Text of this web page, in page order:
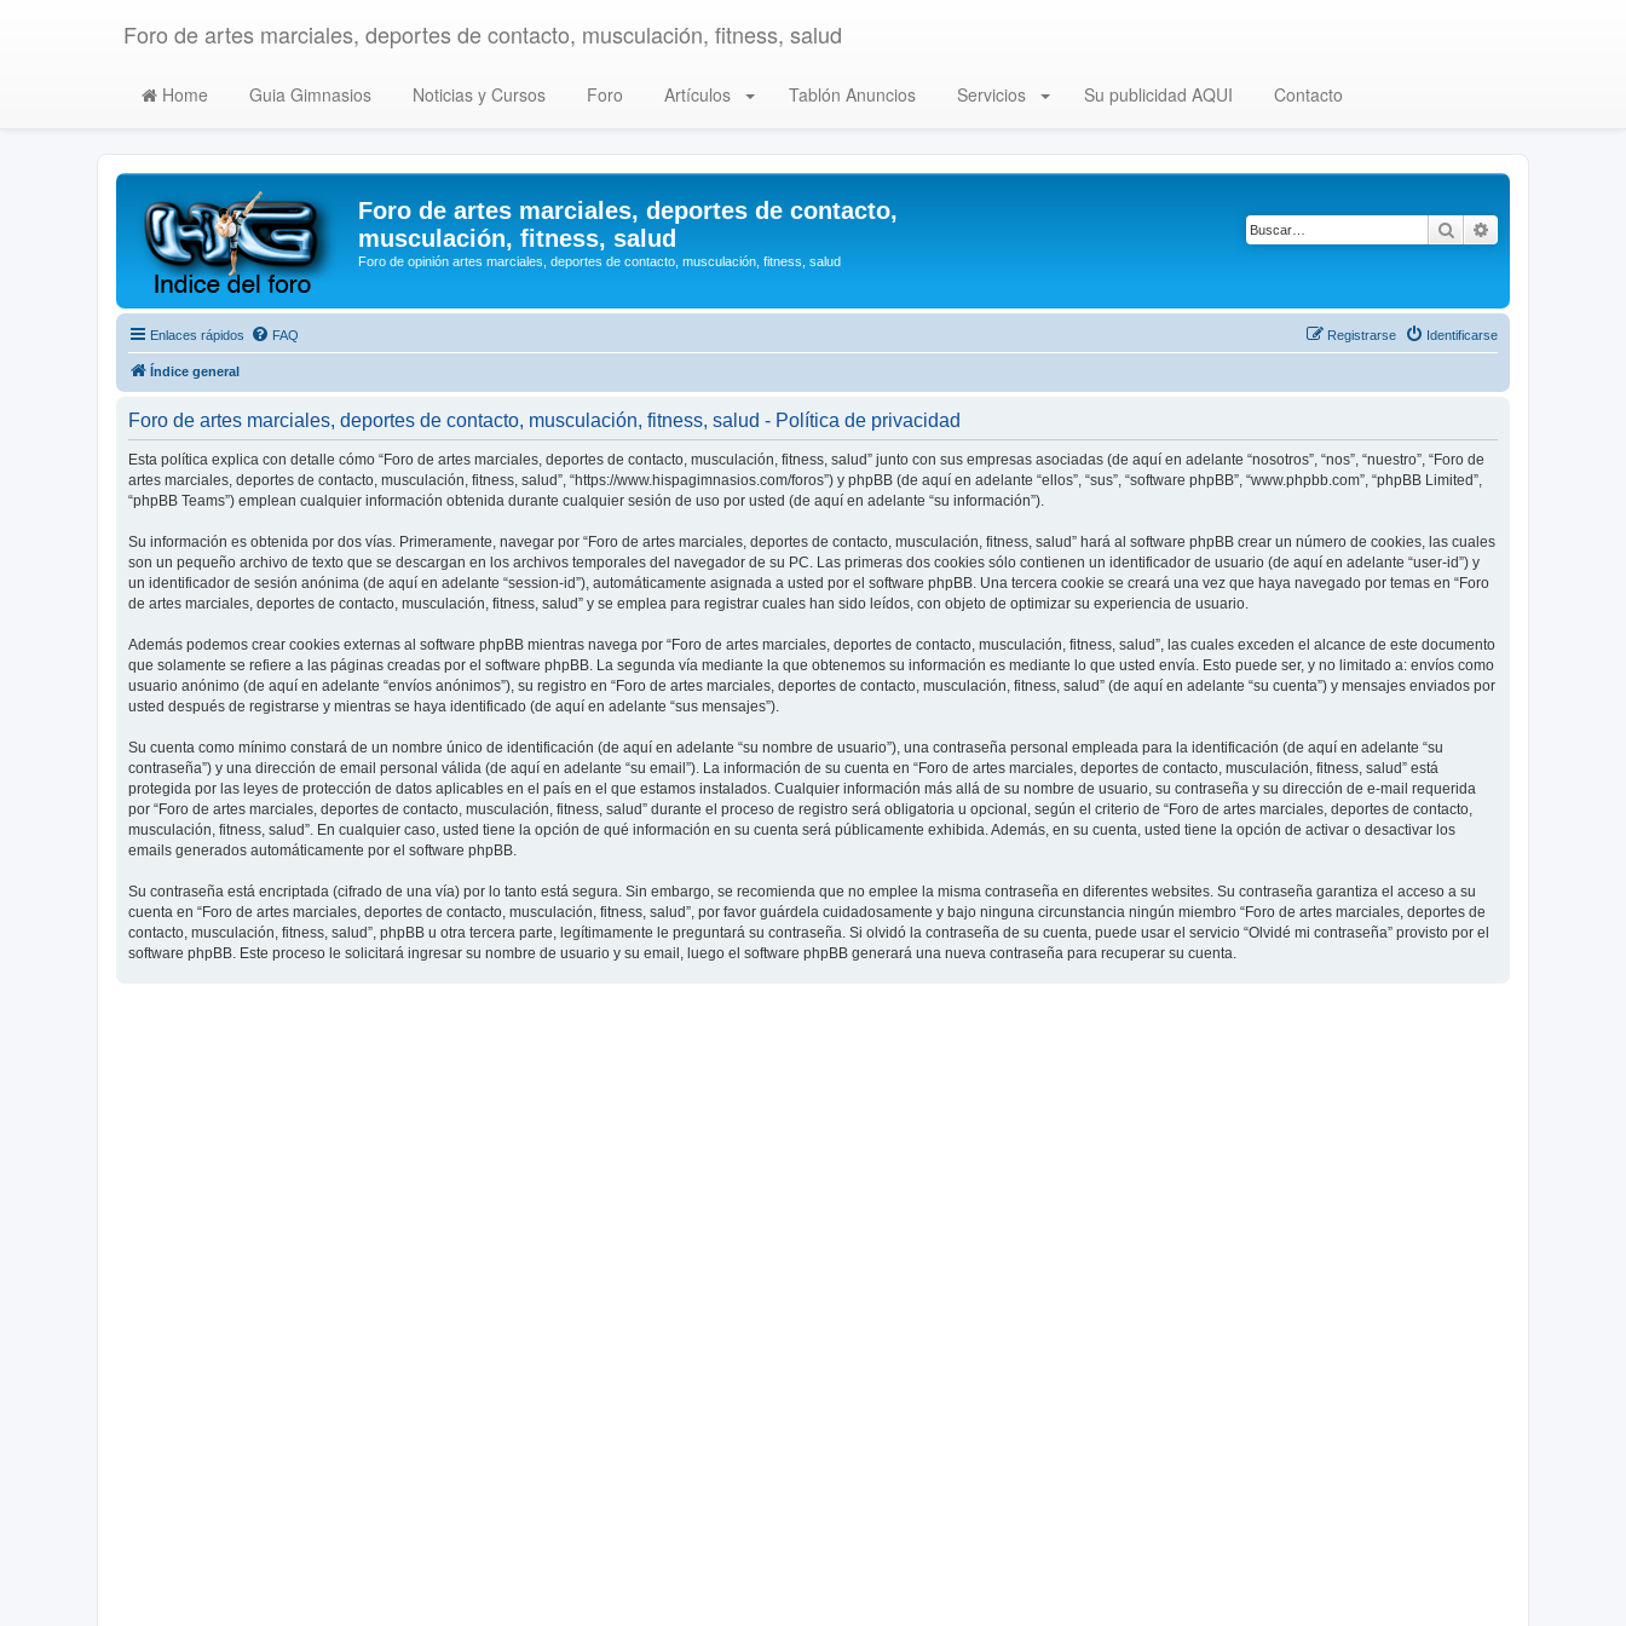
Foro de artes marciales, deportes de contacto, musculación, fitness, salud
Home Guia Gimnasios Noticias y Cursos Foro Artículos Tablón Anuncios Servicios Su publicidad AQUI Contacto
Foro de artes marciales, deportes de contacto,
musculación, fitness, salud
Foro de opinión artes marciales, deportes de contacto, musculación, fitness, salud
Buscar
Enlaces rápidos FAQ Identificarse
Registrarse
Índice general
Foro de artes marciales, deportes de contacto, musculación, fitness, salud - Política de privacidad
Esta política explica con detalle cómo “Foro de artes marciales, deportes de contacto, musculación, fitness, salud” junto con sus empresas asociadas (de aquí en adelante “nosotros”, “nos”, “nuestro”, “Foro de
artes marciales, deportes de contacto, musculación, fitness, salud”, “https://www.hispagimnasios.com/foros”) y phpBB (de aquí en adelante “ellos”, “sus”, “software phpBB”, “www.phpbb.com”, “phpBB Limited”,
“phpBB Teams”) emplean cualquier información obtenida durante cualquier sesión de uso por usted (de aquí en adelante “su información”).
Su información es obtenida por dos vías. Primeramente, navegar por “Foro de artes marciales, deportes de contacto, musculación, fitness, salud” hará al software phpBB crear un número de cookies, las cuales
son un pequeño archivo de texto que se descargan en los archivos temporales del navegador de su PC. Las primeras dos cookies sólo contienen un identificador de usuario (de aquí en adelante “user-id”) y
un identificador de sesión anónima (de aquí en adelante “session-id”), automáticamente asignada a usted por el software phpBB. Una tercera cookie se creará una vez que haya navegado por temas en “Foro
de artes marciales, deportes de contacto, musculación, fitness, salud” y se emplea para registrar cuales han sido leídos, con objeto de optimizar su experiencia de usuario.
Además podemos crear cookies externas al software phpBB mientras navega por “Foro de artes marciales, deportes de contacto, musculación, fitness, salud”, las cuales exceden el alcance de este documento
que solamente se refiere a las páginas creadas por el software phpBB. La segunda vía mediante la que obtenemos su información es mediante lo que usted envía. Esto puede ser, y no limitado a: envíos como
usuario anónimo (de aquí en adelante “envíos anónimos”), su registro en “Foro de artes marciales, deportes de contacto, musculación, fitness, salud” (de aquí en adelante “su cuenta”) y mensajes enviados por
usted después de registrarse y mientras se haya identificado (de aquí en adelante “sus mensajes”).
Su cuenta como mínimo constará de un nombre único de identificación (de aquí en adelante “su nombre de usuario”), una contraseña personal empleada para la identificación (de aquí en adelante “su
contraseña”) y una dirección de email personal válida (de aquí en adelante “su email”). La información de su cuenta en “Foro de artes marciales, deportes de contacto, musculación, fitness, salud” está
protegida por las leyes de protección de datos aplicables en el país en el que estamos instalados. Cualquier información más allá de su nombre de usuario, su contraseña y su dirección de e-mail requerida
por “Foro de artes marciales, deportes de contacto, musculación, fitness, salud” durante el proceso de registro será obligatoria u opcional, según el criterio de “Foro de artes marciales, deportes de contacto,
musculación, fitness, salud”. En cualquier caso, usted tiene la opción de qué información en su cuenta será públicamente exhibida. Además, en su cuenta, usted tiene la opción de activar o desactivar los
emails generados automáticamente por el software phpBB.
Su contraseña está encriptada (cifrado de una vía) por lo tanto está segura. Sin embargo, se recomienda que no emplee la misma contraseña en diferentes websites. Su contraseña garantiza el acceso a su
cuenta en “Foro de artes marciales, deportes de contacto, musculación, fitness, salud”, por favor guárdela cuidadosamente y bajo ninguna circunstancia ningún miembro “Foro de artes marciales, deportes de
contacto, musculación, fitness, salud”, phpBB u otra tercera parte, legítimamente le preguntará su contraseña. Si olvidó la contraseña de su cuenta, puede usar el servicio “Olvidé mi contraseña” provisto por el
software phpBB. Este proceso le solicitará ingresar su nombre de usuario y su email, luego el software phpBB generará una nueva contraseña para recuperar su cuenta.